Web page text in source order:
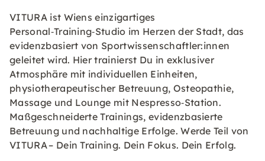
VITURA ist Wiens einzigartiges
Personal‑Training‑Studio im Herzen der Stadt, das
evidenzbasiert von Sportwissenschaftler:innen
geleitet wird. Hier trainierst Du in exklusiver
Atmosphäre mit individuellen Einheiten,
physiotherapeutischer Betreuung, Osteopathie,
Massage und Lounge mit Nespresso‑Station.
Maßgeschneiderte Trainings, evidenzbasierte
Betreuung und nachhaltige Erfolge. Werde Teil von
VITURA – Dein Training. Dein Fokus. Dein Erfolg.